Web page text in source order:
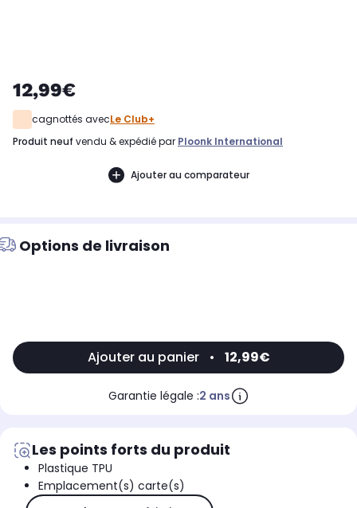
12,99€
cagnottés avecLe Club+
produit neuf vendu & expédié par Ploonk International
Ajouter au comparateur
Options de livraison
Ajouter au panier • 12,99€
Garantie légale :2 ans
Les points forts du produit
Plastique TPU
Emplacement(s) carte(s)